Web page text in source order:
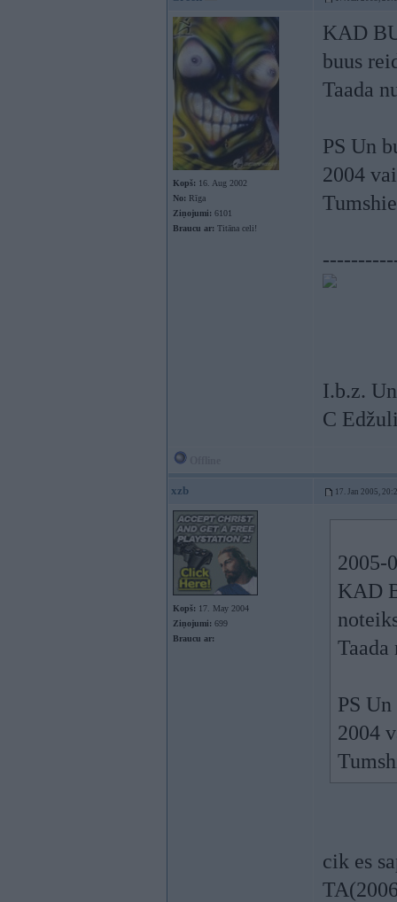
Kopš: 16. Aug 2002
No: Rīga
Ziņojumi: 6101
Braucu ar: Titāna celi!
KAD
buus
Taada
PS Un
2004
I.b.z.
C
xzb 17. Jan 2005,
Kopš: 17. May 2004
Ziņojumi: 699
Braucu ar:
2005-
KAD
PS
2004
cik es